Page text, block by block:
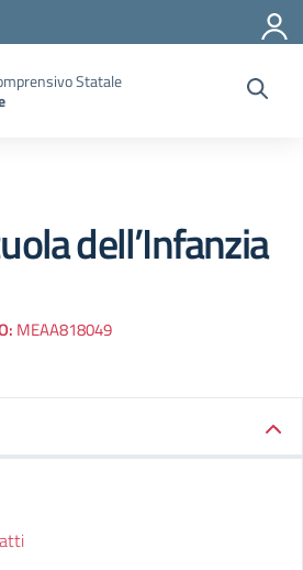
Statale
dell’Infanzia
MEAA818049